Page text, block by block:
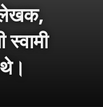
लेखक,
स्वामी